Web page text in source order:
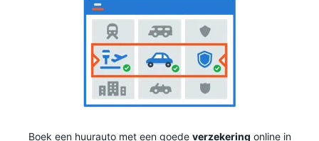
Boek een huurauto met een goede verzekering online in